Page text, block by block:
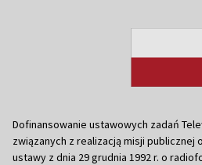
Dofinansowanie ustawowych zadań
związanych z realizacją misji publicznej
ustawy z dnia 29 grudnia 1992 r. o